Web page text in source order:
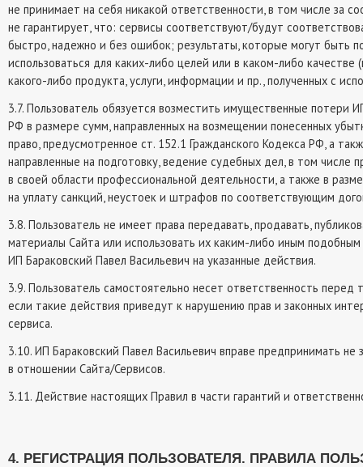
не принимает на себя никакой ответственности, в том числе за
не гарантирует, что: сервисы соответствуют/будут
быстро, надежно и без ошибок; результаты, которые могут быть
использоваться для каких-либо целей или в каком-либо
какого-либо продукта, услуги, информации и пр., полученных с
3.7. Пользователь обязуется возместить имущественные потери
РФ в размере сумм, направленных на возмещении понесенных
право, предусмотренное ст. 152.1 Гражданского Кодекса РФ, а
направленные на подготовку, ведение судебных дел, в том числе
в своей области профессиональной деятельности, а также в
на уплату санкций, неустоек и штрафов по соответствующим
3.8. Пользователь не имеет права передавать, продавать,
материалы Сайта или использовать их каким-либо иным
ИП Бараковский Павел Васильевич на указанные действия.
3.9. Пользователь самостоятельно несет ответственность
если такие действия приведут к нарушению прав и законных
сервиса.
3.10. ИП Бараковский Павел Васильевич вправе предпринимать
в отношении Сайта/Сервисов.
3.11. Действие настоящих Правил в части гарантий и
4. РЕГИСТРАЦИЯ ПОЛЬЗОВАТЕЛЯ. ПРАВИЛА